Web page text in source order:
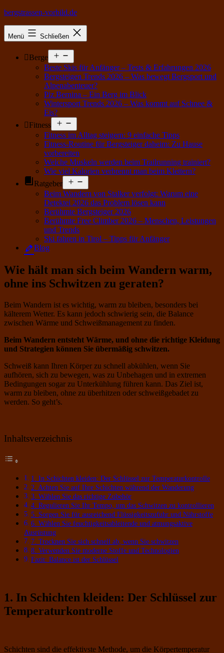
Zum
springen
bergstrassen-vorbild.de
Menü Schließen
Berge
öffnen
Beste Skis für Anfänger – Tests & Erfahrungen 2026
Bergsteigen Trends 2026 – Was bewegt Bergsport und
Alpenabenteuer?
Piz Bernina – Ein Berg im Blick
Wintersport Trends 2026 – Was kommt auf Schnee &
Eis?
Fitness
öffnen
Fitness im Alltag steigern: 9 einfache Tipps
Fitness-Routine für Bergsteiger daheim: Zu Hause
vorbereiten
Welche Muskeln werden beim Trailrunning trainiert?
Wie viel Kalorien verbrennt man beim Klettern?
Ratgeber
öffnen
Beim Wandern von Stalker verfolgt: Warum eine
Detektei 2026 das Problem lösen kann
Berühmte Bergsteiger 2026
Berühmte Free Climber 2026 – Menschen, Leistungen
und Trends
Ski fahren in Tirol – Tipps für Anfänger
Blog
Wie hält man sich beim Wandern warm,
ohne ins Schwitzen zu geraten?
Beim Wandern ist es wichtig, warm zu bleiben, besonders bei
kälterem Wetter. Es kann jedoch schwierig sein, die Balance
zwischen Wärme und Schweißmanagement zu finden.
Beim Wandern entsteht Wärme, und ohne die richtige Kleidung
und Strategien können Sie übermäßig schwitzen.
Schweiß kann Ihren Körper zu schnell abkühlen, wenn Sie
aufhören, sich zu bewegen, was zu Unbehagen und in extremen
Bedingungen sogar zu Unterkühlung führen kann. Das Ziel ist,
warm zu bleiben, ohne zu überhitzen oder schweißgebadet zu
werden. So geht’s.
Inhaltsverzeichnis
1. In Schichten kleiden: Der Schlüssel zur Temperaturkontrolle
2. Achten Sie auf Ihre Schichten während der Wanderung
3. Wählen Sie das richtige Zubehör
4. Regulieren Sie Ihr Tempo, um das Schwitzen zu kontrollieren
5. Sorgen Sie für ausreichend Flüssigkeitszufuhr und Nährstoffe
6. Wählen Sie feuchtigkeitsableitende und atmungsaktive
Ausrüstung
7. Trocknen Sie sich schnell ab, wenn Sie schwitzen
8. Verwenden Sie moderne Stoffe und Technologien
Fazit: Balance ist der Schlüssel
1. In Schichten kleiden: Der Schlüssel zur
Temperaturkontrolle
Schichten sind die effektivste Methode, um die Körpertemperatur